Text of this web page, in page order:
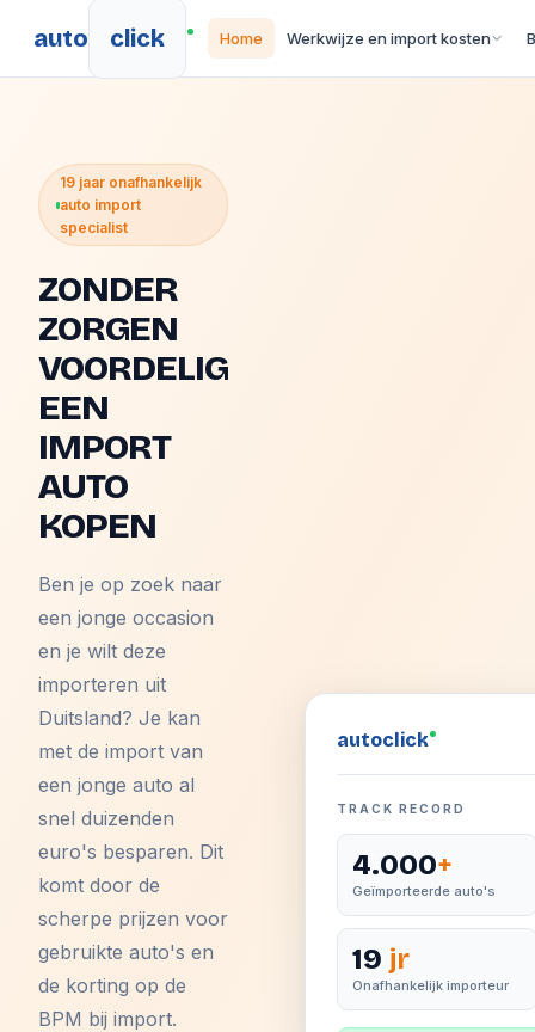
auto click Home Werkwijze en import kosten
19 jaar onafhankelijk
auto import
specialist
ZONDER
ZORGEN
VOORDELIG
EEN
IMPORT
AUTO
KOPEN
Ben je op zoek naar
een jonge occasion
en je wilt deze
importeren uit
Duitsland? Je kan
met de import van
een jonge auto al
snel duizenden
euro's besparen. Dit
komt door de
scherpe prijzen voor
gebruikte auto's en
de korting op de
BPM bij import.
autoclick
TRACK RECORD
4.000+
Geïmporteerde auto's
19 jr
Onafhankelijk importeur